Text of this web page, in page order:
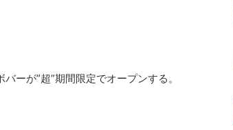
ーが”超”期間限定でオープンする。